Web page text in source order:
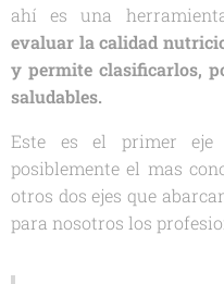
ahí es una
evaluar la calidad
y permite clasificarlos,
saludables.
Este es el primer
posiblemente el mas
otros dos ejes que
para nosotros los